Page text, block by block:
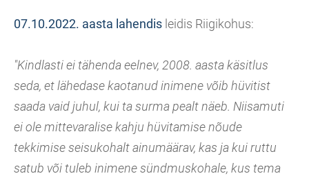
07.10.2022. aasta lahendis leidis Riigikohus:
"Kindlasti ei tähenda eelnev, 2008. aasta käsitlus
seda, et lähedase kaotanud inimene võib hüvitist
saada vaid juhul, kui ta surma pealt näeb. Niisamuti
ei ole mittevaralise kahju hüvitamise nõude
tekkimise seisukohalt ainumäärav, kas ja kui ruttu
satub või tuleb inimene sündmuskohale, kus tema